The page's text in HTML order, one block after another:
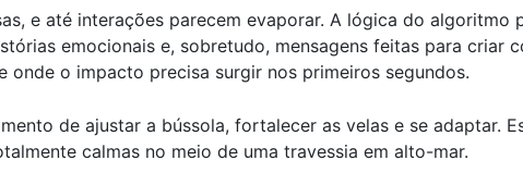
e até interações parecem evaporar. A lógica do algoritmo
emocionais e, sobretudo, mensagens feitas para criar
onde o impacto precisa surgir nos primeiros segundos.
de ajustar a bússola, fortalecer as velas e se adaptar.
calmas no meio de uma travessia em alto-mar.